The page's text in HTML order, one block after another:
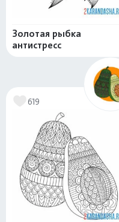
Золотая рыбка
антистресс
619